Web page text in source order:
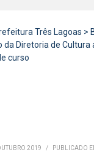
Três Lagoas >
da Diretoria de
curso
2019 / PUBLICADO